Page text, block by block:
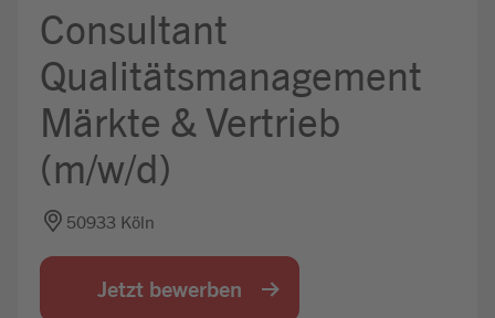
Mein Kandidat:innenprofil
Consultant
Qualitätsmanagement
Märkte & Vertrieb
(m/w/d)
50933 Köln
Jetzt bewerben